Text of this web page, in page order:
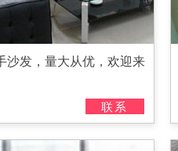
沙发，量大从优，欢迎来
联系